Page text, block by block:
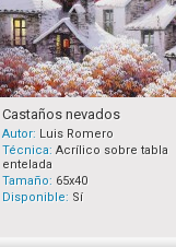
Castaños nevados
Autor: Luis Romero
Técnica: Acrílico sobre tabla
entelada
Tamaño: 65x40
Disponible: Sí